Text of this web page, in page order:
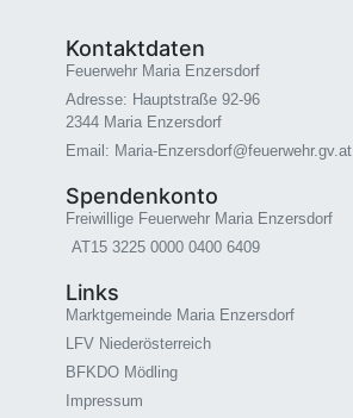
Kontaktdaten
Feuerwehr Maria Enzersdorf
Adresse: Hauptstraße 92-96
2344 Maria Enzersdorf
Email: Maria-Enzersdorf@feuerwehr.gv.at
Spendenkonto
Freiwillige Feuerwehr Maria Enzersdorf
AT15 3225 0000 0400 6409
Links
Marktgemeinde Maria Enzersdorf
LFV Niederösterreich
BFKDO Mödling
Impressum